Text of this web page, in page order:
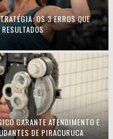
OS 3 ERROS QUE
GARANTE ATENDIMENTO E
DE PIRACURUCA